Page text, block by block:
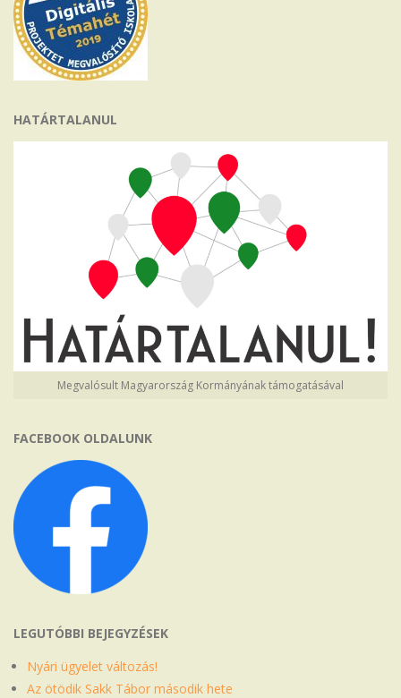
HATÁRTALANUL
Megvalósult Magyarország Kormányának támogatásával
FACEBOOK OLDALUNK
LEGUTÓBBI BEJEGYZÉSEK
Nyári ügyelet változás!
Az ötödik Sakk Tábor második hete